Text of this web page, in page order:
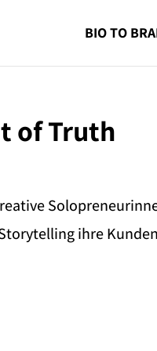
BIO TO
of Truth
ihre